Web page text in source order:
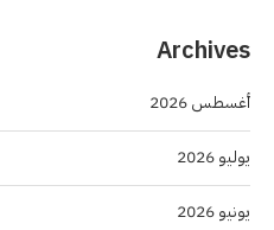
Archives
أغسطس 2026
يوليو 2026
يونيو 2026